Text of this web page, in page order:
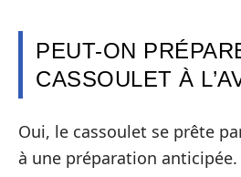
PEUT-ON
CASSOULET À
Oui, le cassoulet se prête
à une préparation